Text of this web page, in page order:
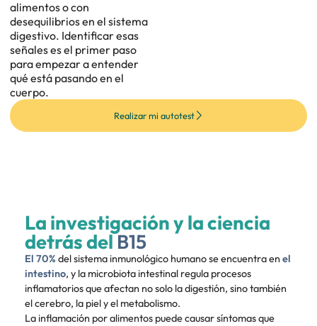
alimentos o con
desequilibrios en el sistema
digestivo. Identificar esas
señales es el primer paso
para empezar a entender
qué está pasando en el
cuerpo.
Realizar mi autotest
La investigación y la ciencia
detrás delB15
El 70% del sistema inmunológico humano se encuentra enel
intestino, y la microbiota intestinal regula procesos
inflamatorios que afectan no solo la digestión, sino también
el cerebro, la piel y el metabolismo.
La inflamación por alimentos puede causar síntomas que